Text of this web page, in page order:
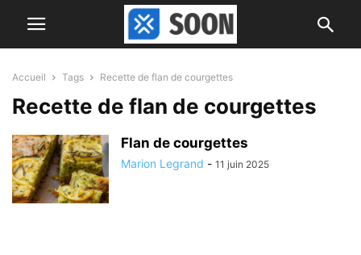
Accueil Tags Recette de flan de courgettes
Recette de flan de courgettes
Flan de courgettes
Marion Legrand - 11 juin 2025